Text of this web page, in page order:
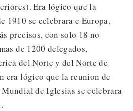
Era lógico que la
1910 se celebrara e Europa,
precisos, con solo 18 no
de 1200 delegados,
del Norte y del Norte de
era lógico que la reunion de
de Iglesias se celebrara